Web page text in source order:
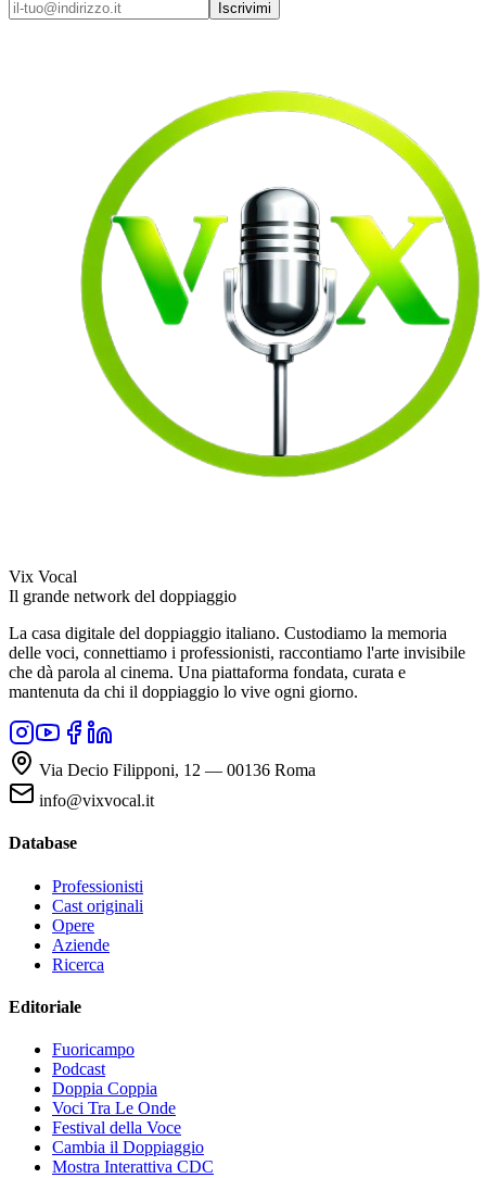
Iscrivimi
Vix Vocal
Il grande network del doppiaggio
La casa digitale del doppiaggio italiano. Custodiamo la memoria
delle voci, connettiamo i professionisti, raccontiamo l'arte invisibile
che dà parola al cinema. Una piattaforma fondata, curata e
mantenuta da chi il doppiaggio lo vive ogni giorno.
Via Decio Filipponi, 12 — 00136 Roma
info@vixvocal.it
Database
Professionisti
Cast originali
Opere
Aziende
Ricerca
Editoriale
Fuoricampo
Podcast
Doppia Coppia
Voci Tra Le Onde
Festival della Voce
Cambia il Doppiaggio
Mostra Interattiva CDC